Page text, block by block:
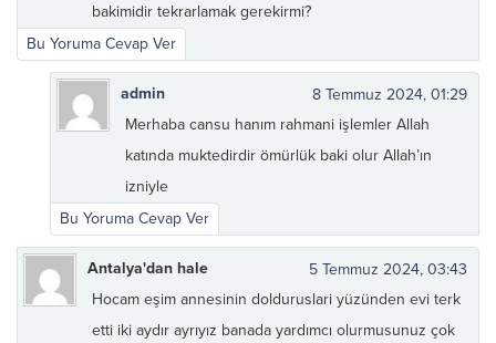
bakimidir tekrarlamak gerekirmi?
Bu Yoruma Cevap Ver
admin
8 Temmuz 2024, 01:29
Merhaba cansu hanım rahmani işlemler Allah
katında muktedirdir ömürlük baki olur Allah’ın
izniyle
Bu Yoruma Cevap Ver
Antalya'dan hale
5 Temmuz 2024, 03:43
Hocam eşim annesinin dolduruslari yüzünden evi terk
etti iki aydır ayrıyız banada yardımcı olurmusunuz çok